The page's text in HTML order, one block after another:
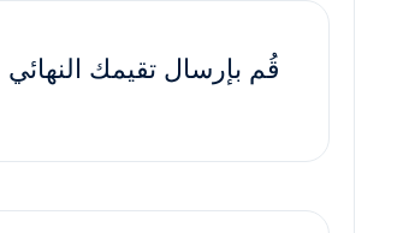
قُم بإرسال تقيمك النهائي